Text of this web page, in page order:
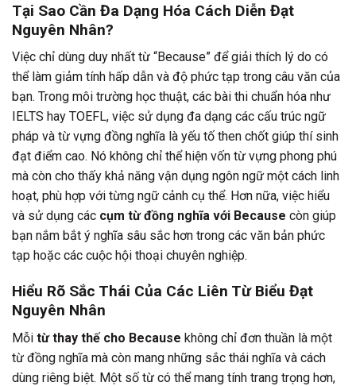
Tại Sao Cần Đa Dạng Hóa Cách Diễn Đạt
Nguyên Nhân?
Việc chỉ dùng duy nhất từ “Because” để giải thích lý do có
thể làm giảm tính hấp dẫn và độ phức tạp trong câu văn của
bạn. Trong môi trường học thuật, các bài thi chuẩn hóa như
IELTS hay TOEFL, việc sử dụng đa dạng các cấu trúc ngữ
pháp và từ vựng đồng nghĩa là yếu tố then chốt giúp thí sinh
đạt điểm cao. Nó không chỉ thể hiện vốn từ vựng phong phú
mà còn cho thấy khả năng vận dụng ngôn ngữ một cách linh
hoạt, phù hợp với từng ngữ cảnh cụ thể. Hơn nữa, việc hiểu
và sử dụng các cụm từ đồng nghĩa với Because còn giúp
bạn nắm bắt ý nghĩa sâu sắc hơn trong các văn bản phức
tạp hoặc các cuộc hội thoại chuyên nghiệp.
Hiểu Rõ Sắc Thái Của Các Liên Từ Biểu Đạt
Nguyên Nhân
Mỗi từ thay thế cho Because không chỉ đơn thuần là một
từ đồng nghĩa mà còn mang những sắc thái nghĩa và cách
dùng riêng biệt. Một số từ có thể mang tính trang trọng hơn,